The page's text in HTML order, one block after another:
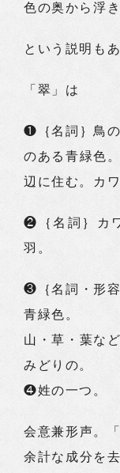
色の奥から浮
という説明も
「翠」は
❶｛名詞｝鳥
のある青緑色
辺に住む。カ
❷｛名詞｝カ
羽。
❸｛名詞・形
青緑色。
山・草・葉な
みどりの。
❹姓の一つ。
会意兼形声。
余計な成分を